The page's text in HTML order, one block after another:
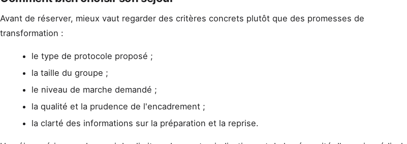
Avant de réserver, mieux vaut regarder des critères concrets plutôt que des promesses de
transformation :
le type de protocole proposé ;
la taille du groupe ;
le niveau de marche demandé ;
la qualité et la prudence de l'encadrement ;
la clarté des informations sur la préparation et la reprise.